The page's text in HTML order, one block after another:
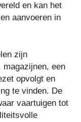
en kan het
aanvoeren in
zijn
magazijnen, een
opvolgt en
te vinden. De
vaartuigen tot